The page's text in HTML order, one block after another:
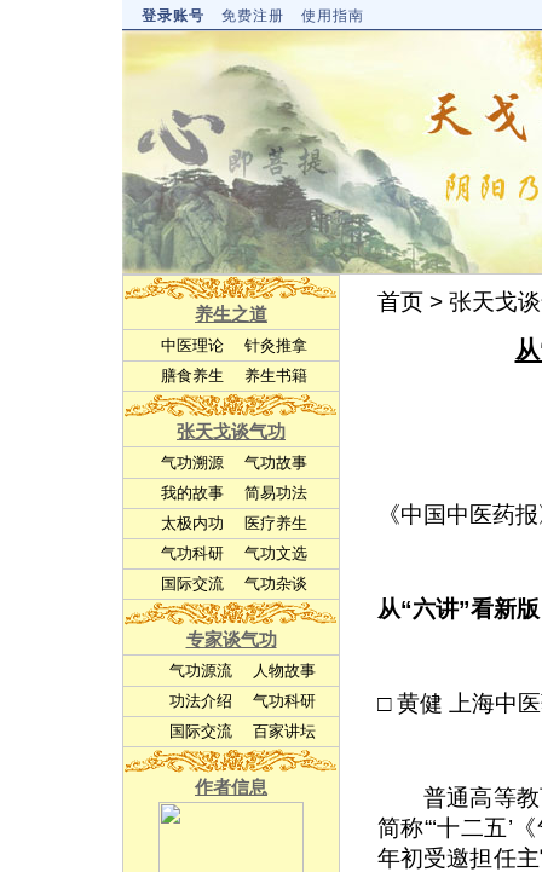
登录账号 免费注册 使用指南
养生之道
中医理论
针灸推拿
膳食养生
养生书籍
张天戈谈气功
气功溯源
气功故事
我的故事
简易功法
太极内功
医疗养生
气功科研
气功文选
国际交流
气功杂谈
专家谈气功
气功源流
人物故事
功法介绍
气功科研
国际交流
百家讲坛
作者信息
首页 > 张天戈
《中国中医药
从“六讲”看新
□ 黄健 上海中
普通高等教育
简称“‘十二五’
年初受邀担任